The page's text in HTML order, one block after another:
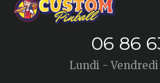
06 86
Lundi - Vendredi